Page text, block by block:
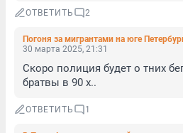
ОТВЕТИТЬ 2
30 марта 2025, 21:31
Скоро полиция будет о тних
братвы в 90 х..
ОТВЕТИТЬ 1